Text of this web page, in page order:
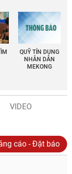
QUỸ TÍN DỤNG
NHÂN DÂN
MEKONG
VIDEO
cáo - Đặt báo